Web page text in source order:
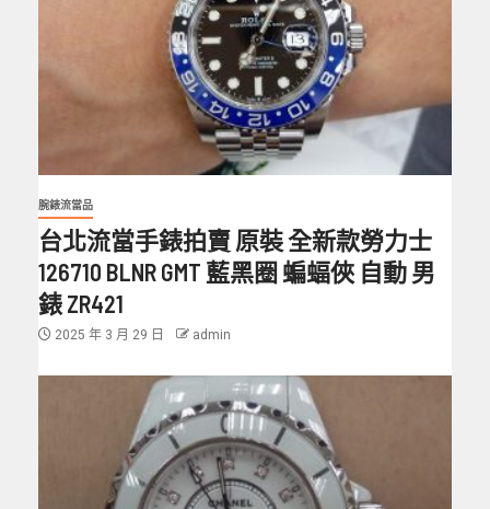
腕錶流當品
台北流當手錶拍賣 原裝 全新款勞力士
126710 BLNR GMT 藍黑圈 蝙蝠俠 自動 男
錶 ZR421
2025 年 3 月 29 日 admin